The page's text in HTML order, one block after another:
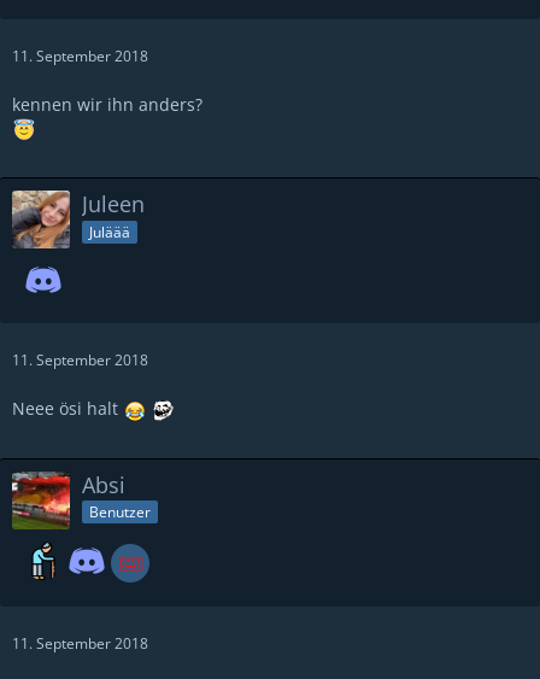
11. September 2018
kennen wir ihn anders?
Juleen
Juläää
11. September 2018
Neee ösi halt
Absi
Benutzer
11. September 2018